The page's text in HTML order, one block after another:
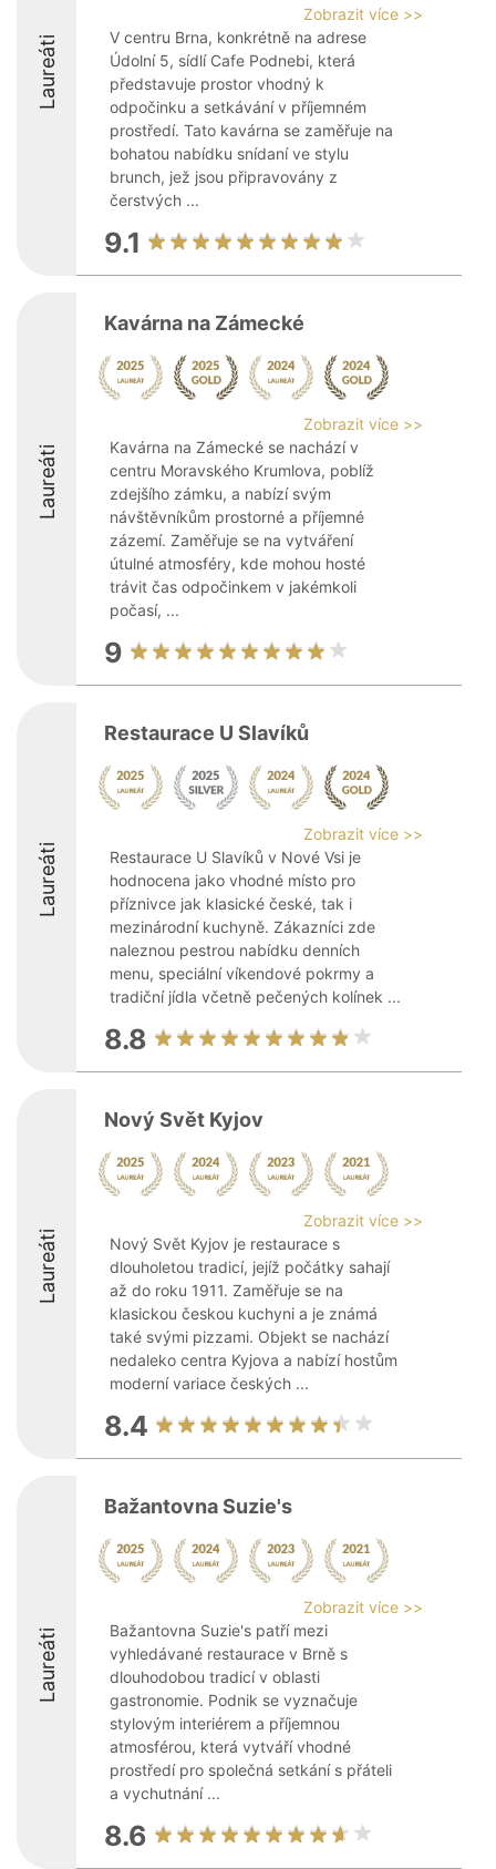
Laureáti
Zobrazit více >>
V centru Brna, konkrétně na adrese
Údolní 5, sídlí Cafe Podnebi, která
představuje prostor vhodný k
odpočinku a setkávání v příjemném
prostředí. Tato kavárna se zaměřuje na
bohatou nabídku snídaní ve stylu
brunch, jež jsou připravovány z
čerstvých ...
9.1
Laureáti
Kavárna na Zámecké
Zobrazit více >>
Kavárna na Zámecké se nachází v
centru Moravského Krumlova, poblíž
zdejšího zámku, a nabízí svým
návštěvníkům prostorné a příjemné
zázemí. Zaměřuje se na vytváření
útulné atmosféry, kde mohou hosté
trávit čas odpočinkem v jakémkoli
počasí, ...
9
Laureáti
Restaurace U Slavíků
Zobrazit více >>
Restaurace U Slavíků v Nové Vsi je
hodnocena jako vhodné místo pro
příznivce jak klasické české, tak i
mezinárodní kuchyně. Zákazníci zde
naleznou pestrou nabídku denních
menu, speciální víkendové pokrmy a
tradiční jídla včetně pečených kolínek ...
8.8
Laureáti
Nový Svět Kyjov
Zobrazit více >>
Nový Svět Kyjov je restaurace s
dlouholetou tradicí, jejíž počátky sahají
až do roku 1911. Zaměřuje se na
klasickou českou kuchyni a je známá
také svými pizzami. Objekt se nachází
nedaleko centra Kyjova a nabízí hostům
moderní variace českých ...
8.4
Laureáti
Bažantovna Suzie's
Zobrazit více >>
Bažantovna Suzie's patří mezi
vyhledávané restaurace v Brně s
dlouhodobou tradicí v oblasti
gastronomie. Podnik se vyznačuje
stylovým interiérem a příjemnou
atmosférou, která vytváří vhodné
prostředí pro společná setkání s přáteli
a vychutnání ...
8.6